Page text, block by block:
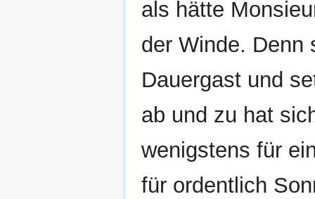
als hätte
der Winde. Denn
Dauergast und
ab und zu hat
wenigstens für
für ordentlich